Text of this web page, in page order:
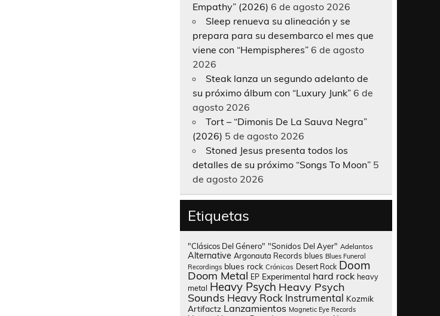
Empathy” (2026) 6 de agosto 2026
Sleep renueva su alineación y se
prepara para su desembarco el mes que
viene con “Hempispheres” 6 de agosto
2026
Steak lanza un segundo adelanto de
su próximo álbum con “Luxury Junk” 6 de
agosto 2026
Tort – “Dimonis De La Sauva Negra”
(2026) 5 de agosto 2026
Stoned Jesus presenta todos los
detalles de su próximo “Songs To Moon” 5
de agosto 2026
Etiquetas
"Clásicos Del Género" "Sonidos Del Ayer" Adelantos
Alternative Argonauta Records blues Blues Funeral
Recordings blues rock Crónicas Desert Rock Doom
Doom Metal EP Experimental hard rock heavy
metal Heavy Psych Heavy Psych
Sounds Heavy Rock Instrumental Kozmik
Artifactz Lanzamientos Magnetic Eye Records